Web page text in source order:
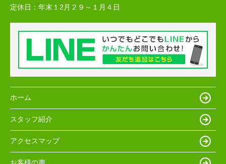
定休日： 年末１2月２９～１月４日
ホーム
スタッフ紹介
アクセスマップ